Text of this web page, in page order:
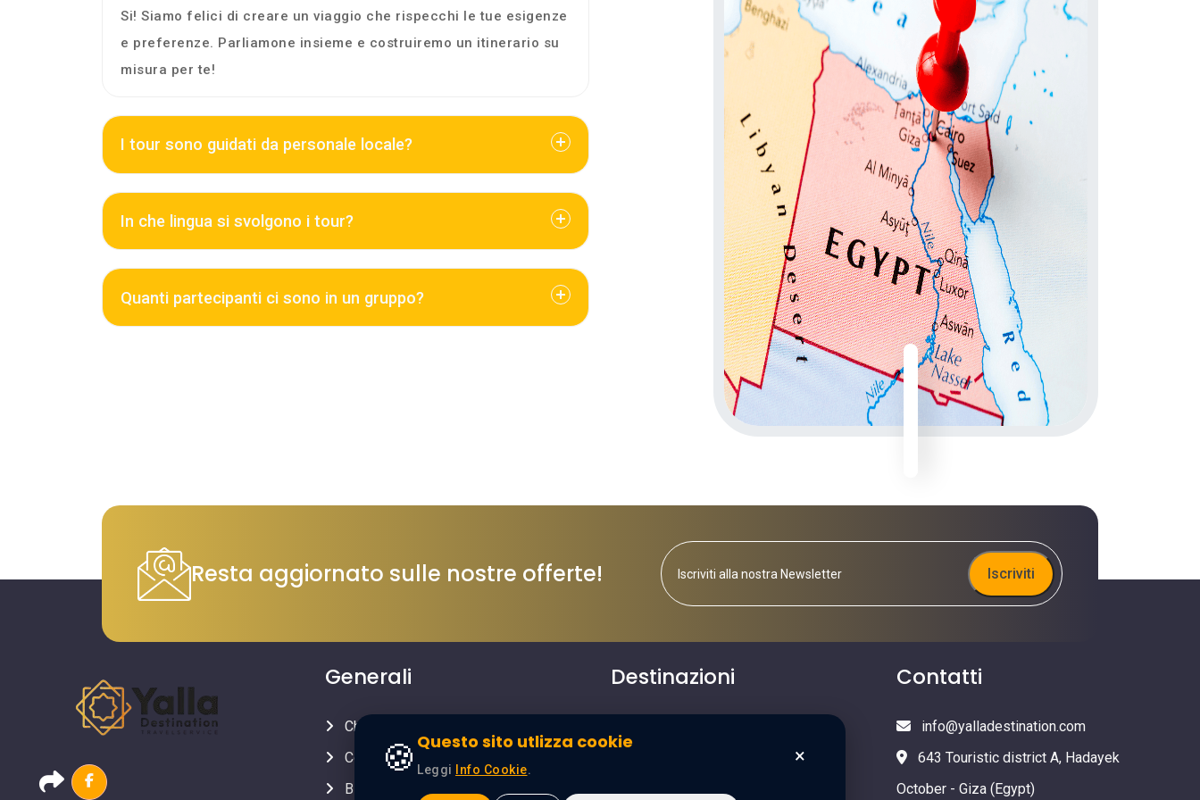
Si! Siamo felici di creare un viaggio che rispecchi le tue esigenze
e preferenze. Parliamone insieme e costruiremo un itinerario su
misura per te!
I tour sono guidati da personale locale?
In che lingua si svolgono i tour?
Quanti partecipanti ci sono in un gruppo?
Resta aggiornato sulle nostre offerte! Iscriviti
Generali
Chi siamo
Contatti
Blog
Destinazioni Contatti
info@yalladestination.com
643 Touristic district A, Hadayek
October - Giza (Egypt)
🍪 Questo sito utlizza cookie
Leggi Info Cookie.
×